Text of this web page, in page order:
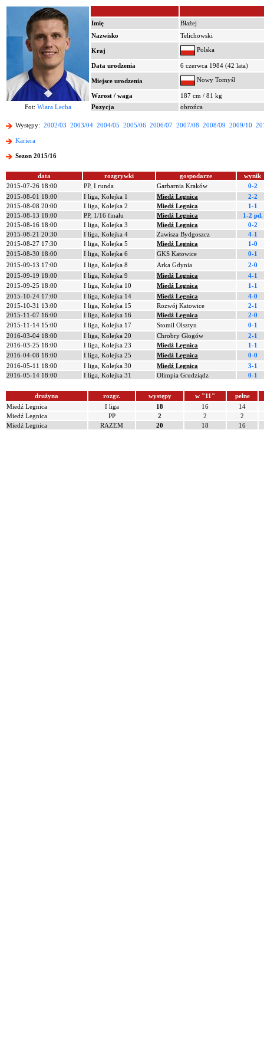
Imię
Błażej
Nazwisko
Telichowski
Kraj Polska
Data urodzenia 6 czerwca 1984 (42 lata)
Miejsce urodzenia Nowy Tomyśl
Wzrost / waga
187 cm / 81 kg
Fot: Wiara Lecha Pozycja obrońca
Występy: 2002/03 2003/04 2004/05 2005/06 2006/07 2007/08 2008/09 2009/10
Kariera
Sezon 2015/16
data rozgrywki gospodarze
wynik
2015-07-26 18:00
PP, I runda Garbarnia Kraków
0-2
2015-08-01 18:00
I liga, Kolejka 1 Miedź Legnica
2-2
2015-08-08 20:00
I liga, Kolejka 2 Miedź Legnica
1-1
2015-08-13 18:00
PP, 1/16 finału Miedź Legnica
1-2 pd.
2015-08-16 18:00
I liga, Kolejka 3 Miedź Legnica
0-2
2015-08-21 20:30
I liga, Kolejka 4 Zawisza Bydgoszcz
4-1
2015-08-27 17:30
I liga, Kolejka 5 Miedź Legnica
1-0
2015-08-30 18:00
I liga, Kolejka 6 GKS Katowice
0-1
2015-09-13 17:00
I liga, Kolejka 8 Arka Gdynia
2-0
2015-09-19 18:00
I liga, Kolejka 9 Miedź Legnica
4-1
2015-09-25 18:00
I liga, Kolejka 10 Miedź Legnica
1-1
2015-10-24 17:00
I liga, Kolejka 14 Miedź Legnica
4-0
2015-10-31 13:00
I liga, Kolejka 15 Rozwój Katowice
2-1
2015-11-07 16:00
I liga, Kolejka 16 Miedź Legnica
2-0
2015-11-14 15:00
I liga, Kolejka 17 Stomil Olsztyn
0-1
2016-03-04 18:00
I liga, Kolejka 20 Chrobry Głogów
2-1
2016-03-25 18:00
I liga, Kolejka 23 Miedź Legnica
1-1
2016-04-08 18:00
I liga, Kolejka 25 Miedź Legnica
0-0
2016-05-11 18:00
I liga, Kolejka 30 Miedź Legnica
3-1
2016-05-14 18:00
I liga, Kolejka 31 Olimpia Grudziądz 0-1
drużyna rozgr. występy w "11"
pełne
Miedź Legnica
I liga 18 16
14
Miedź Legnica
PP 2 2
2
Miedź Legnica
RAZEM 20 18 16